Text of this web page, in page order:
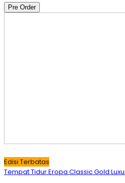
Pre Order
Edisi Terbatas
Tempat Tidur Eropa Classic Gold